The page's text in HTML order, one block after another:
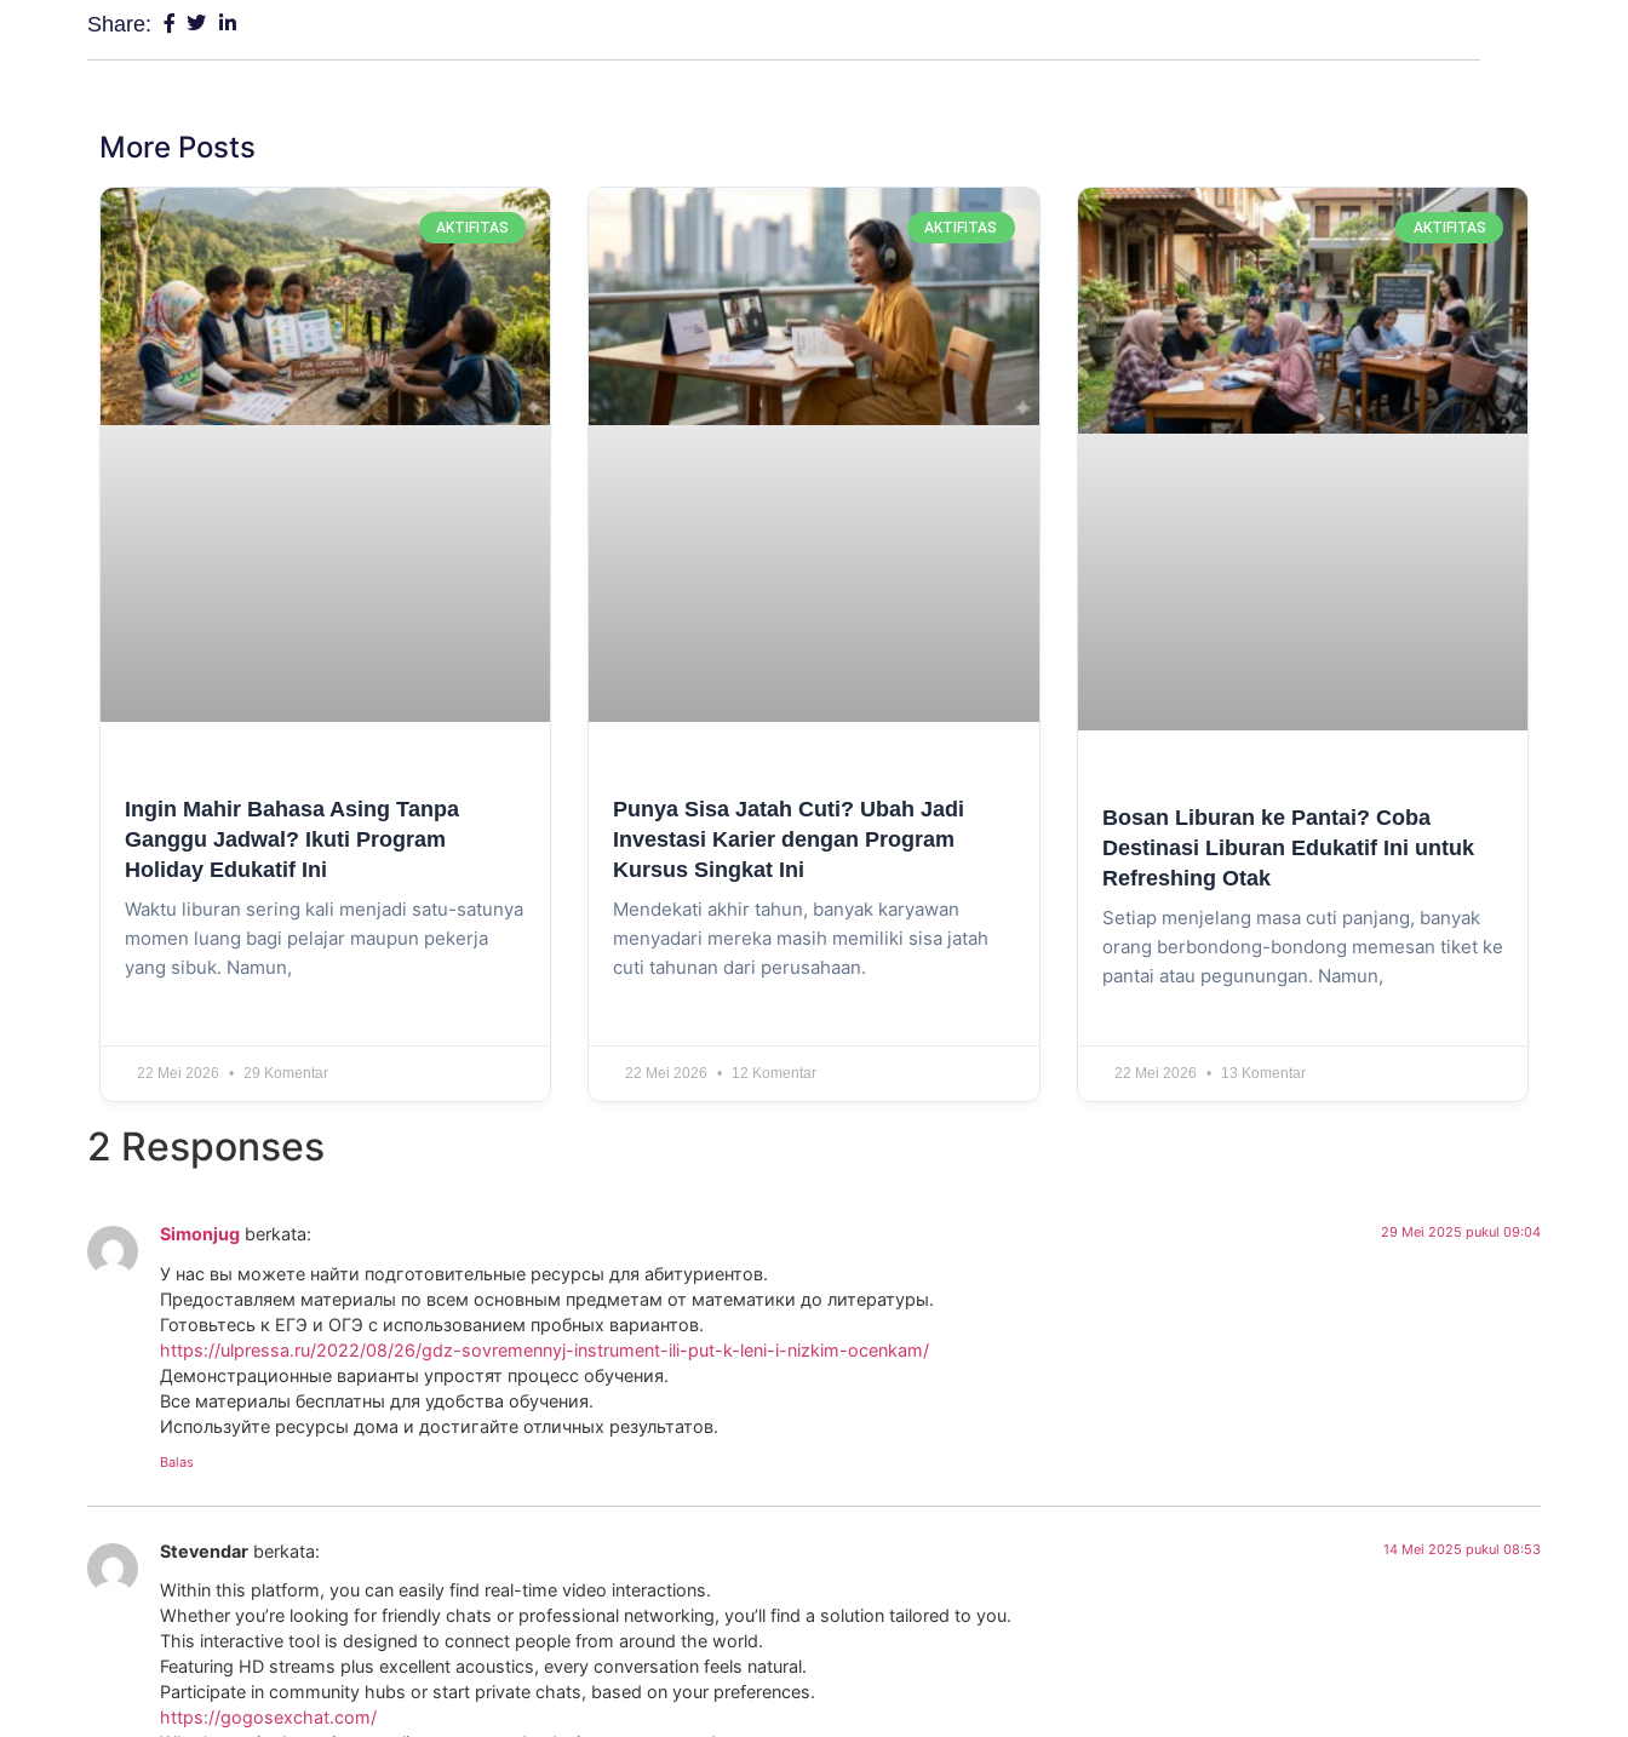
Share:
More Posts
AKTIFITAS
Ingin Mahir Bahasa Asing Tanpa
Ganggu Jadwal? Ikuti Program
Holiday Edukatif Ini
Waktu liburan sering kali menjadi satu-satunya
momen luang bagi pelajar maupun pekerja
yang sibuk. Namun,
22 Mei 2026 29 Komentar
AKTIFITAS
Punya Sisa Jatah Cuti? Ubah Jadi
Investasi Karier dengan Program
Kursus Singkat Ini
Mendekati akhir tahun, banyak karyawan
menyadari mereka masih memiliki sisa jatah
cuti tahunan dari perusahaan.
22 Mei 2026 12 Komentar
AKTIFITAS
Bosan Liburan ke Pantai? Coba
Destinasi Liburan Edukatif Ini untuk
Refreshing Otak
Setiap menjelang masa cuti panjang, banyak
orang berbondong-bondong memesan tiket ke
pantai atau pegunungan. Namun,
22 Mei 2026 13 Komentar
2 Responses
Simonjug berkata: 29 Mei 2025 pukul 09:04
У нас вы можете найти подготовительные ресурсы для абитуриентов.
Предоставляем материалы по всем основным предметам от математики до литературы.
Готовьтесь к ЕГЭ и ОГЭ с использованием пробных вариантов.
https://ulpressa.ru/2022/08/26/gdz-sovremennyj-instrument-ili-put-k-leni-i-nizkim-ocenkam/
Демонстрационные варианты упростят процесс обучения.
Все материалы бесплатны для удобства обучения.
Используйте ресурсы дома и достигайте отличных результатов.
Balas
Stevendar berkata: 14 Mei 2025 pukul 08:53
Within this platform, you can easily find real-time video interactions.
Whether you’re looking for friendly chats or professional networking, you’ll find a solution tailored to you.
This interactive tool is designed to connect people from around the world.
Featuring HD streams plus excellent acoustics, every conversation feels natural.
Participate in community hubs or start private chats, based on your preferences.
https://gogosexchat.com/